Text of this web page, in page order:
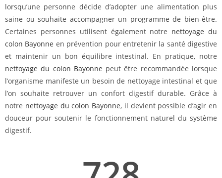
lorsqu’une personne décide d’adopter une alimentation plus
saine ou souhaite accompagner un programme de bien-être.
Certaines personnes utilisent également notre nettoyage du
colon Bayonne en prévention pour entretenir la santé digestive
et maintenir un bon équilibre intestinal. En pratique, notre
nettoyage du colon Bayonne peut être recommandée lorsque
l’organisme manifeste un besoin de nettoyage intestinal et que
l’on souhaite retrouver un confort digestif durable. Grâce à
notre nettoyage du colon Bayonne, il devient possible d’agir en
douceur pour soutenir le fonctionnement naturel du système
digestif.